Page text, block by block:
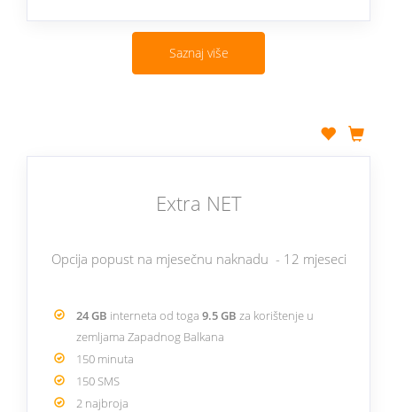
Saznaj više
Extra NET
Opcija popust na mjesečnu naknadu - 12 mjeseci
24 GB interneta od toga 9.5 GB za korištenje u
zemljama Zapadnog Balkana
150 minuta
150 SMS
2 najbroja